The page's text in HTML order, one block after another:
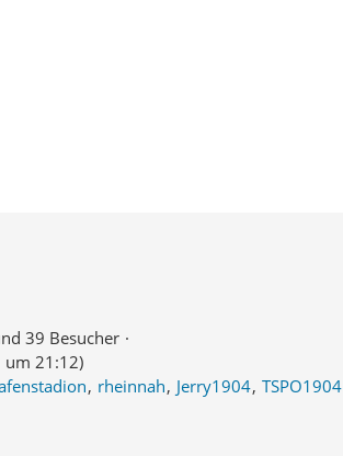
39 Besucher
um 21:12)
rheinnah Jerry1904 TSPO1904